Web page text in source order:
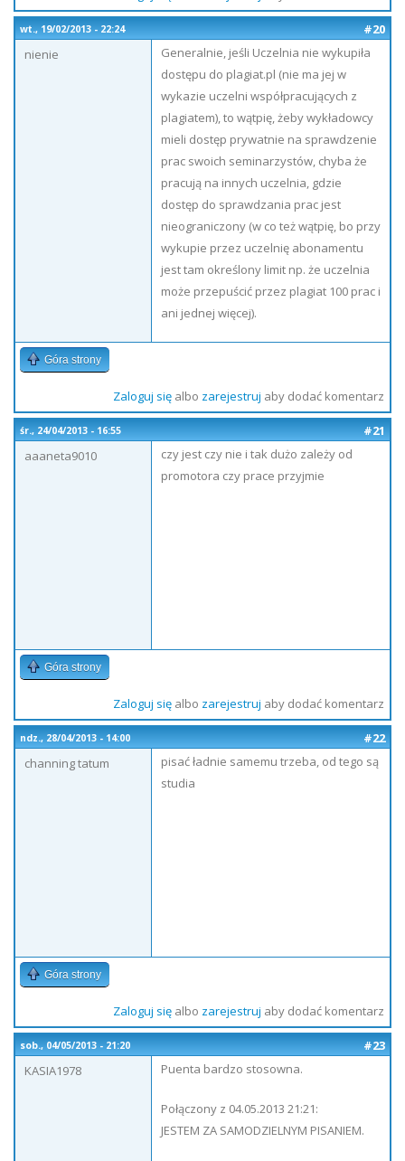
wt., 19/02/2013 - 22:24
#20
nienie
Generalnie, jeśli Uczelnia nie wykupiła
dostępu do plagiat.pl (nie ma jej w
wykazie uczelni współpracujących z
plagiatem), to wątpię, żeby wykładowcy
mieli dostęp prywatnie na sprawdzenie
prac swoich seminarzystów, chyba że
pracują na innych uczelnia, gdzie
dostęp do sprawdzania prac jest
nieograniczony (w co też wątpię, bo przy
wykupie przez uczelnię abonamentu
jest tam określony limit np. że uczelnia
może przepuścić przez plagiat 100 prac i
ani jednej więcej).
Góra strony
Zaloguj sięalbo zarejestruj aby dodać komentarz
śr., 24/04/2013 - 16:55
#21
aaaneta9010
czy jest czy nie i tak dużo zależy od
promotora czy prace przyjmie
Góra strony
Zaloguj sięalbo zarejestruj aby dodać komentarz
ndz., 28/04/2013 - 14:00
#22
channing tatum
pisać ładnie samemu trzeba, od tego są
studia
Góra strony
Zaloguj sięalbo zarejestruj aby dodać komentarz
sob., 04/05/2013 - 21:20
#23
KASIA1978
Puenta bardzo stosowna.
Połączony z 04.05.2013 21:21:
JESTEM ZA SAMODZIELNYM PISANIEM.